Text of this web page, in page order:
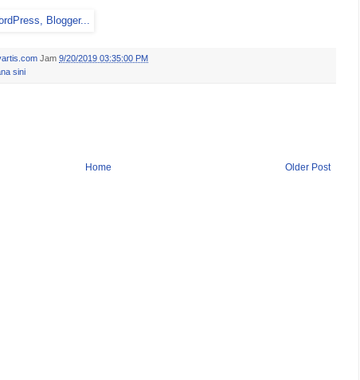
Jam 9/20/2019 03:35:00 PM
sini
Older Post
Home